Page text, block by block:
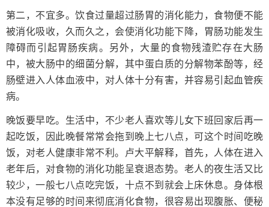
第二，不宜多。饮食过量超过肠胃的消化能力，食物便不能
被消化吸收，久而久之，会使消化功能下降，胃肠功能发生
障碍而引起胃肠疾病。另外，大量的食物残渣贮存在大肠
中，被大肠中的细菌分解，其中蛋白质的分解物苯酚等，经
肠壁进入人体血液中，对人体十分有害，并容易引起血管疾
病。
晚饭要早吃。生活中，不少老人喜欢等儿女下班回家后再一
起吃饭，因此晚餐常常会拖到晚上七八点，可这个时间吃晚
饭，对老人健康非常不利。卢大平解释，首先，人体在进入
老年后，对食物的消化功能呈衰退态势。老人的夜生活又比
较少，一般七八点吃完饭，十点不到就会上床休息。身体根
本没有足够的时间来彻底消化食物，很容易出现腹胀、便秘